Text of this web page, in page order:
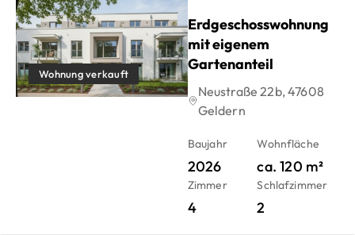
Wohnung verkauft
Erdgeschosswohnung
mit eigenem
Gartenanteil
Neustraße 22b, 47608
Geldern
Baujahr
2026
Wohnfläche
ca. 120 m²
Zimmer
4
Schlafzimmer
2